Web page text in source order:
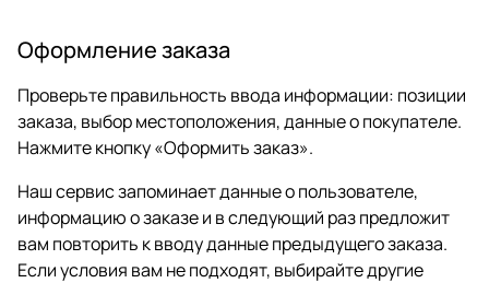
Оформление заказа
Проверьте правильность ввода информации: позиции
заказа, выбор местоположения, данные о покупателе.
Нажмите кнопку «Оформить заказ».
Наш сервис запоминает данные о пользователе,
информацию о заказе и в следующий раз предложит
вам повторить к вводу данные предыдущего заказа.
Если условия вам не подходят, выбирайте другие